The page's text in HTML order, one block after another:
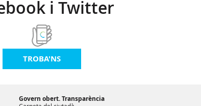
i Twitter
TROBA'NS
Govern obert. Transparència